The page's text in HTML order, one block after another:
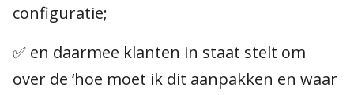
configuratie;
✅ en daarmee klanten in staat stelt om
over de ‘hoe moet ik dit aanpakken en waar